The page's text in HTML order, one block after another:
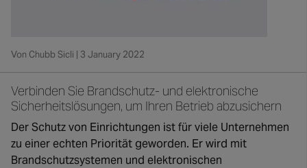
Von Chubb Sicli | 3 January 2022
Verbinden Sie Brandschutz- und elektronische
Sicherheitslösungen, um Ihren Betrieb abzusichern
Der Schutz von Einrichtungen ist für viele Unternehmen
zu einer echten Priorität geworden. Er wird mit
Brandschutzsystemen und elektronischen